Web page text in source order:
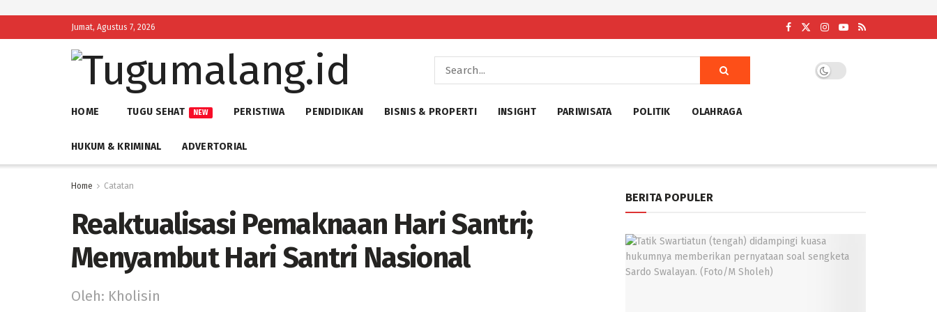
Jumat, Agustus 7, 2026
HOME TUGU SEHAT NEW PERISTIWA PENDIDIKAN BISNIS & PROPERTI INSIGHT PARIWISATA POLITIK OLAHRAGA
HUKUM & KRIMINAL ADVERTORIAL
Home Catatan
Reaktualisasi Pemaknaan Hari Santri;
Menyambut Hari Santri Nasional
Oleh: Kholisin
BERITA POPULER